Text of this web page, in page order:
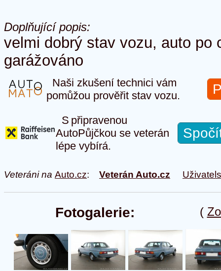
Doplňující popis:
velmi dobrý stav vozu, auto po
garážováno
Naši zkušení technici vám
pomůžou prověřit stav vozu.
S připravenou
AutoPůjčkou se veterán
lépe vybírá.
Veteráni na Auto.cz: Veterán Auto.cz
(
Fotogalerie: